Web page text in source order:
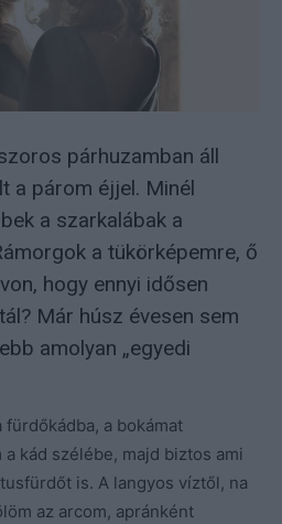
párhuzamban áll
a párom éjjel. Minél
a szarkalábak a
a tükörképemre, ő
hogy ennyi idősen
Már húsz évesen sem
amolyan „egyedi
a bokámat
kád szélébe, majd biztos ami
is. A langyos víztől, na
az arcom, apránként